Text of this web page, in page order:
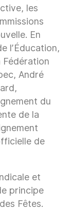
les
En
l’Éducation,
Fédération
André
du
de la
de
et
principe
Fêtes.